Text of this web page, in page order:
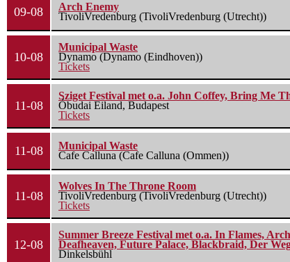
09-08
Arch Enemy
TivoliVredenburg (TivoliVredenburg (Utrecht))
10-08
Municipal Waste
Dynamo (Dynamo (Eindhoven))
Tickets
11-08
Sziget Festival met o.a. John Coffey, Bring Me
Óbudai Eiland, Budapest
Tickets
11-08
Municipal Waste
Cafe Calluna (Cafe Calluna (Ommen))
11-08
Wolves In The Throne Room
TivoliVredenburg (TivoliVredenburg (Utrecht))
Tickets
12-08
Summer Breeze Festival met o.a. In Flames,
Deafheaven, Future Palace, Blackbraid, Der
Dinkelsbühl